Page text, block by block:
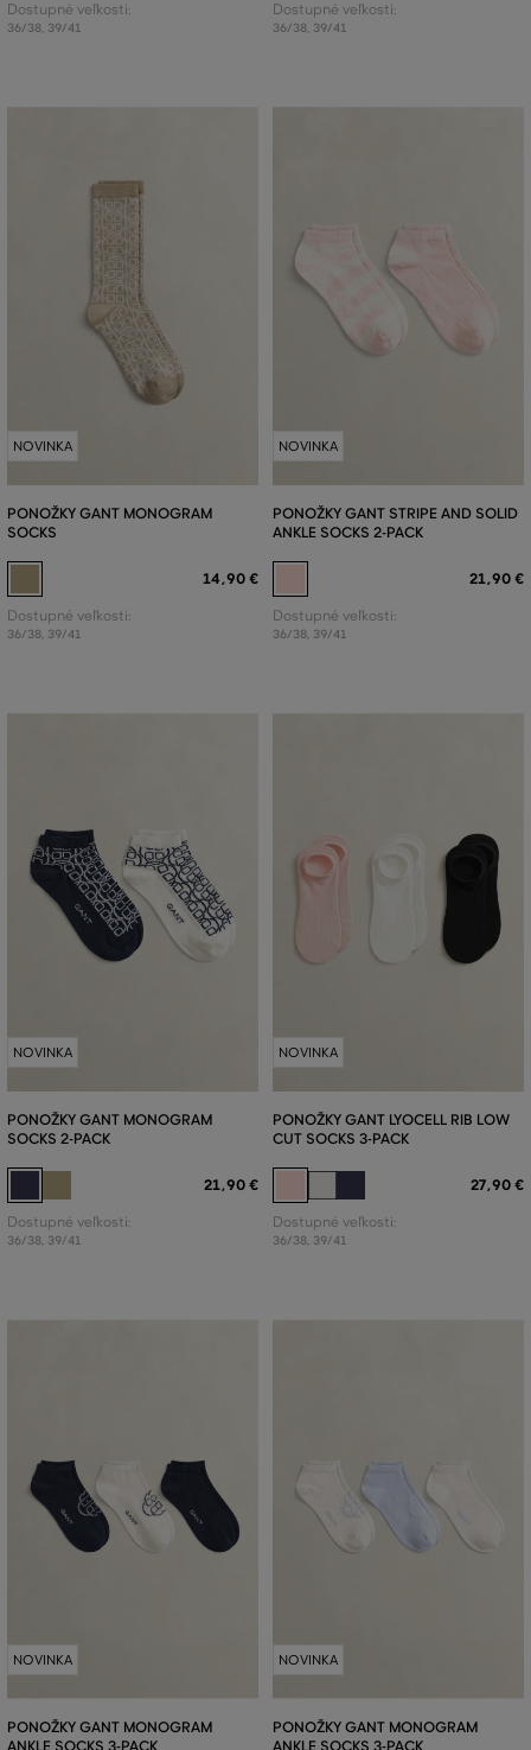
Dostupné veľkosti:
36/38, 39/41
Dostupné veľkosti:
36/38, 39/41
NOVINKA
PONOŽKY GANT MONOGRAM
SOCKS
14,90 €
Dostupné veľkosti:
36/38, 39/41
NOVINKA
PONOŽKY GANT STRIPE AND SOLID
ANKLE SOCKS 2-PACK
21,90 €
Dostupné veľkosti:
36/38, 39/41
NOVINKA
PONOŽKY GANT MONOGRAM
SOCKS 2-PACK
21,90 €
Dostupné veľkosti:
36/38, 39/41
NOVINKA
PONOŽKY GANT LYOCELL RIB LOW
CUT SOCKS 3-PACK
27,90 €
Dostupné veľkosti:
36/38, 39/41
NOVINKA
PONOŽKY GANT MONOGRAM
ANKLE SOCKS 3-PACK
NOVINKA
PONOŽKY GANT MONOGRAM
ANKLE SOCKS 3-PACK